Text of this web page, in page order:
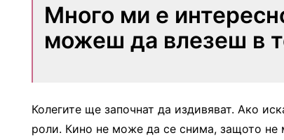
Много ми е
можеш да влезеш в
Колегите ще започнат да издивяват. Ако
роли. Кино не може да се снима, защото